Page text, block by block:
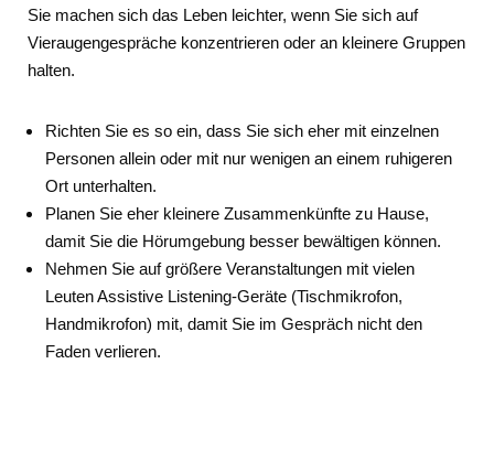
Sie machen sich das Leben leichter, wenn Sie sich auf
Vieraugengespräche konzentrieren oder an kleinere Gruppen
halten.
Richten Sie es so ein, dass Sie sich eher mit einzelnen
Personen allein oder mit nur wenigen an einem ruhigeren
Ort unterhalten.
Planen Sie eher kleinere Zusammenkünfte zu Hause,
damit Sie die Hörumgebung besser bewältigen können.
Nehmen Sie auf größere Veranstaltungen mit vielen
Leuten Assistive Listening-Geräte (Tischmikrofon,
Handmikrofon) mit, damit Sie im Gespräch nicht den
Faden verlieren.